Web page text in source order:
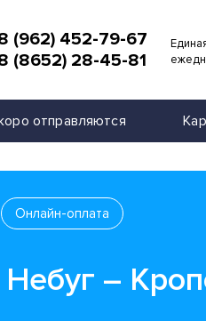
(962) 452-79-67
(8652) 28-45-81
отправляются
Онлайн-оплата
–